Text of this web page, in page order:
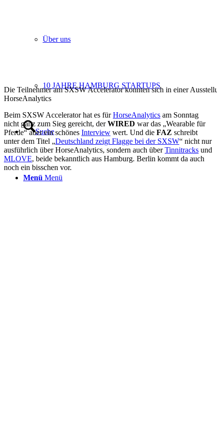
Über uns
10 JAHRE HAMBURG STARTUPS
Suche
Menü Menü
Die Teilnehmer am SXSW Accelerator konnten sich in einer
HorseAnalytics
Beim SXSW Accelerator hat es fürHorseAnalytics am Sonntag
nicht ganz zum Sieg gereicht, derWIRED war das „Wearable für
Pferde“ aber ein schönes Interview wert. Und die FAZ schreibt
unter dem Titel „Deutschland zeigt Flagge bei der SXSW“ nicht nur
ausführlich über HorseAnalytics, sondern auch überTinnitracks und
MLOVE, beide bekanntlich aus Hamburg. Berlin kommt da auch
noch ein bisschen vor.